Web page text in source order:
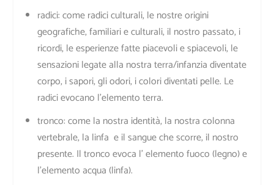
radici:come radici culturali, le nostre origini
geografiche, familiari e culturali, il nostro passato, i
ricordi, le esperienze fatte piacevoli e spiacevoli, le
sensazioni legate alla nostra terra/infanzia diventate
corpo, i sapori, gli odori, i colori diventati pelle. Le
radici evocano l’elementoterra.
tronco:come la nostra identità, la nostra colonna
vertebrale, la linfa e il sangue che scorre, il nostro
presente. Il tronco evoca l’elemento fuoco (legno) e
l’elemento acqua (linfa).